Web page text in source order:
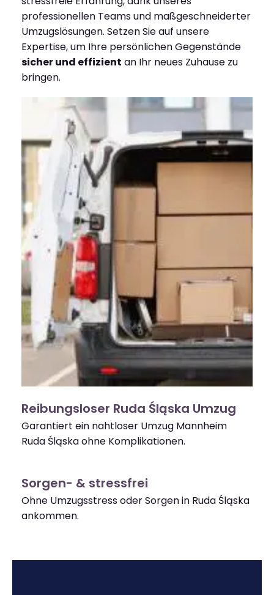
professionellen Teams und maßgeschneiderter
Umzugslösungen. Setzen Sie auf unsere
Expertise, um Ihre persönlichen Gegenstände
sicher und effizient an Ihr neues Zuhause zu
bringen.
Reibungsloser Ruda Śląska Umzug
Garantiert ein nahtloser Umzug Mannheim
Ruda Śląska ohne Komplikationen.
Sorgen- & stressfrei
Ohne Umzugsstress oder Sorgen in Ruda Śląska
ankommen.